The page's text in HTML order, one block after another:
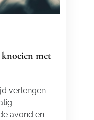
met
verlengen
avond en